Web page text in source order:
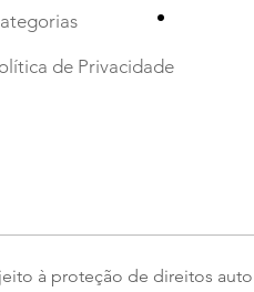
de Privacidade
•
à proteção de direitos